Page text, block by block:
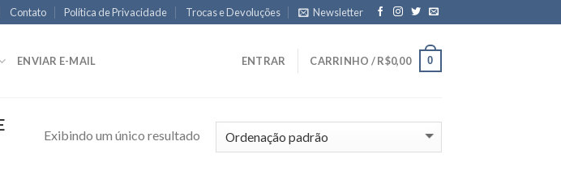
Contato Política de Privacidade Trocas e Devoluções Newsletter
ENVIAR E-MAIL ENTRAR CARRINHO /R$0,00 0
Exibindo um único resultado